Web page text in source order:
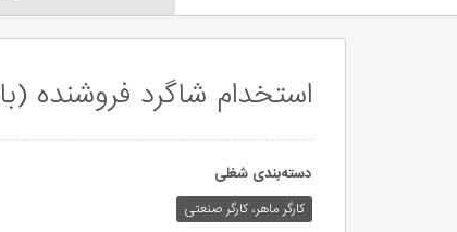
استخدام شاگرد فروشنده
دسته‌بندی شغلی
کارگر ماهر، کارگر صنعتی